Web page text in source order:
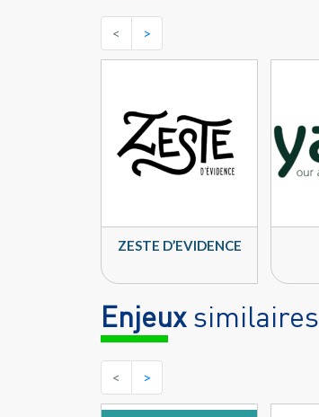
< >
ZESTE D’EVIDENCE
Enjeuxsimilaires
< >